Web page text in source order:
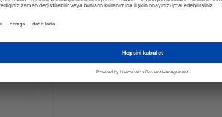
çok
Haberi
03.08.2026
Yeni platform, klasik tatil paketlerini aile ziyaretleriyle
birleştiren esnek bir seyahat modeli sunuyor